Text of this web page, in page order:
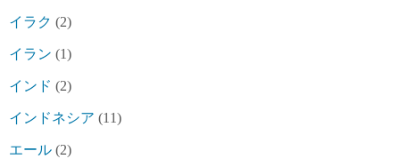
イラク (2)
イラン (1)
インド (2)
インドネシア (11)
エール (2)